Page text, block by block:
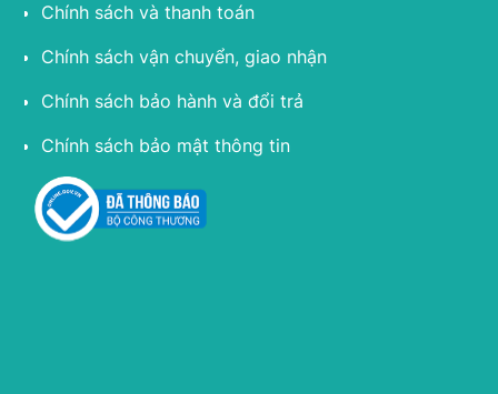
Chính sách và thanh toán
Chính sách vận chuyển, giao nhận
Chính sách bảo hành và đổi trả
Chính sách bảo mật thông tin